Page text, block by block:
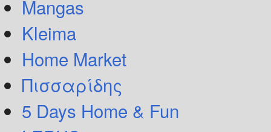
Mangas
Kleima
Home Market
Πισσαρίδης
5 Days Home & Fun